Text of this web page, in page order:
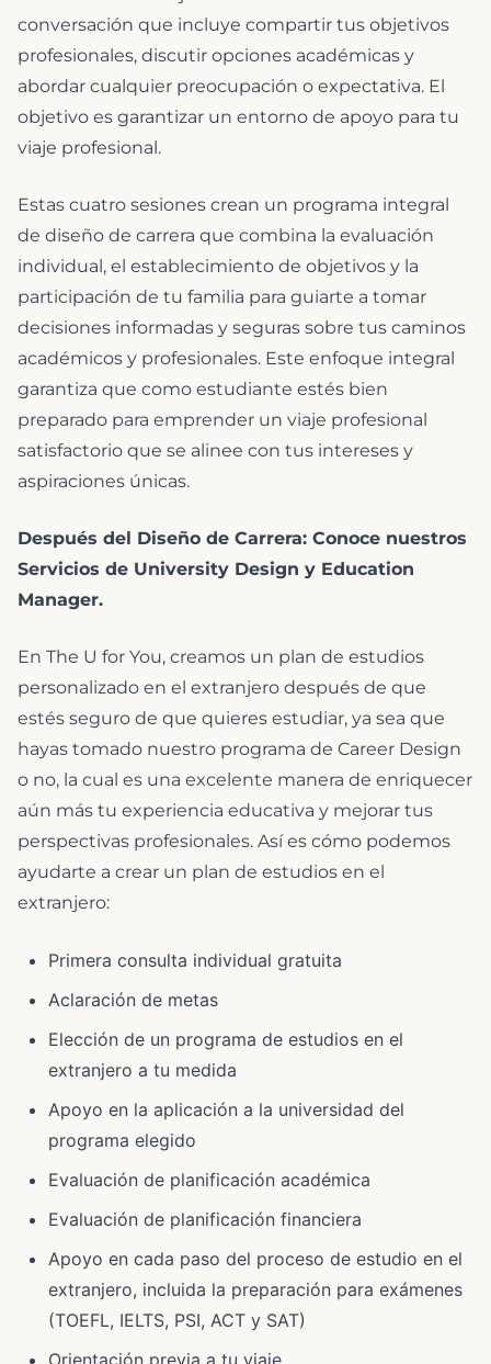
conversación que incluye compartir tus objetivos
profesionales, discutir opciones académicas y
abordar cualquier preocupación o expectativa. El
objetivo es garantizar un entorno de apoyo para tu
viaje profesional.
Estas cuatro sesiones crean un programa integral
de diseño de carrera que combina la evaluación
individual, el establecimiento de objetivos y la
participación de tu familia para guiarte a tomar
decisiones informadas y seguras sobre tus caminos
académicos y profesionales. Este enfoque integral
garantiza que como estudiante estés bien
preparado para emprender un viaje profesional
satisfactorio que se alinee con tus intereses y
aspiraciones únicas.
Después del Diseño de Carrera: Conoce nuestros
Servicios de University Design y Education
Manager.
En The U for You, creamos un plan de estudios
personalizado en el extranjero después de que
estés seguro de que quieres estudiar, ya sea que
hayas tomado nuestro programa de Career Design
o no, la cual es una excelente manera de enriquecer
aún más tu experiencia educativa y mejorar tus
perspectivas profesionales. Así es cómo podemos
ayudarte a crear un plan de estudios en el
extranjero:
Primera consulta individual gratuita
Aclaración de metas
Elección de un programa de estudios en el
extranjero a tu medida
Apoyo en la aplicación a la universidad del
programa elegido
Evaluación de planificación académica
Evaluación de planificación financiera
Apoyo en cada paso del proceso de estudio en el
extranjero, incluida la preparación para exámenes
(TOEFL, IELTS, PSI, ACT y SAT)
Orientación previa a tu viaje